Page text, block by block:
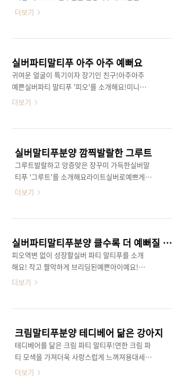
격 덕분에 훈련도 쉽고,아이들과도 잘 지내는 완
나 실내 생활에도 적합하며,늘 긍정적인 에너지
양으로 이 특별한 친구를 만나보세요! 브리더클
럽, 말티푸분양의 믿을 수 있는 선택브리..
아도 떠도 귀여운 친구들2-3키로대 소형체구로
탈장 없이건강하고 예쁜 아이들만 분양중이예요
작고 소중한 말티푸 친구들 분양을 원하신다면
브리더 클럽에서 함께 도와드려요!편하게 연락
주세요!
더보기
실버파티말티푸 아주 아주 예뻐요
귀여운 얼굴이 특기이자 장기인 친구!아주아주
예쁜실버파티 말티푸 '피오'를 소개해요!미니미
크기에실버모색이 막 올라오고 있는예쁘니 강아
없어 말티푸 친구들도 털이 거의 안 빠지고푸들
의 영리함과말티즈의 귀여운 외모와 애교스러운
성격까지완벽한 강아지 뒷 모습마저 사랑스러운
'피오'를 막내둥이로 맞이해보세요!언제든지 연
락, 방문 환영입니다!
더보기
실버말티푸분양 깜찍발랄한 그루트
그루트발랄하고 앙증맞은 장꾸미 가득한실버말
티푸 '그루트'를 소개해요라이트실버로예쁘게
변신 중폴짝폴짝 잘 뛰어 놀고잘먹고 잘노는개
친구들은유전질환도 적고털빠짐도 적은장점 한
가득 말티푸 친구들을 가족으로 맞이해보세요!
오케이말티푸 에서는 실버, 크림, 레드, 실버파티
등 다양한 모색의말티푸 친구들을 분양 중 이예
요!'그루트'가 궁금하시다면언제든지 문의주세
더보기
실버파티말티푸분양 클수록 더 예뻐질 아이
피오역변 없이 성장할실버 파티 말티푸를 소개
해요! 작고 짤막하게 브리딩된예쁜아이예요!이
런 친구들은 클수록 더 예뻐진답니다!건강과 외
실버로 빠질거예요!요런 아이들은말티즈 미용으
로 케어해주시면말티즈의 우아함에 귀여움까지
더해지는사랑스러운 말티푸의 모습으로 자라요!
미니타입 아가로다 커도 2키로대인 쪼꼬미 말티
푸털빠짐이 적고유전적으로도 더 건강해해외에
더보기
크림말티푸분양 테디베어 닮은 강아지
테디베어를 닮은 크림 파티 말티푸!연한 크림 파
티 모색을 가져더욱 사랑스럽게 느껴져용대세견
중 대세견오랫동안 식지않는 말티푸의 인기!말
더보기